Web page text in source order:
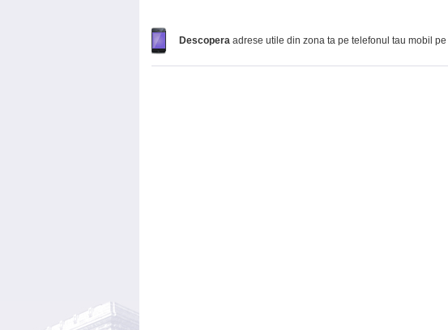
Descopera adrese utile din zona ta pe telefonul tau mobil pe